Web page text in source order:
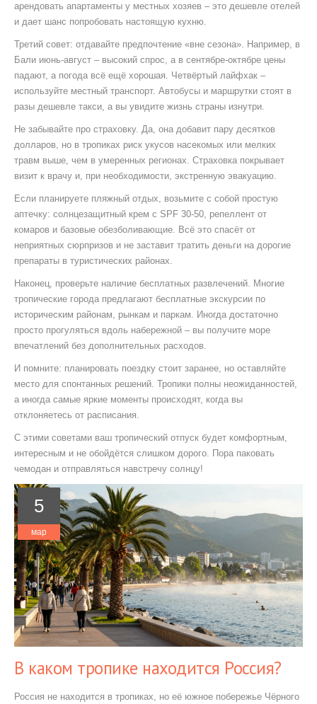
арендовать апартаменты у местных хозяев – это дешевле отелей
и дает шанс попробовать настоящую кухню.
Третий совет: отдавайте предпочтение «вне сезона». Например, в
Бали июнь‑август – высокий спрос, а в сентябре‑октябре цены
падают, а погода всё ещё хорошая. Четвёртый лайфхак –
используйте местный транспорт. Автобусы и маршрутки стоят в
разы дешевле такси, а вы увидите жизнь страны изнутри.
Не забывайте про страховку. Да, она добавит пару десятков
долларов, но в тропиках риск укусов насекомых или мелких
травм выше, чем в умеренных регионах. Страховка покрывает
визит к врачу и, при необходимости, экстренную эвакуацию.
Если планируете пляжный отдых, возьмите с собой простую
аптечку: солнцезащитный крем с SPF 30‑50, репеллент от
комаров и базовые обезболивающие. Всё это спасёт от
неприятных сюрпризов и не заставит тратить деньги на дорогие
препараты в туристических районах.
Наконец, проверьте наличие бесплатных развлечений. Многие
тропические города предлагают бесплатные экскурсии по
историческим районам, рынкам и паркам. Иногда достаточно
просто прогуляться вдоль набережной – вы получите море
впечатлений без дополнительных расходов.
И помните: планировать поездку стоит заранее, но оставляйте
место для спонтанных решений. Тропики полны неожиданностей,
а иногда самые яркие моменты происходят, когда вы
отклоняетесь от расписания.
С этими советами ваш тропический отпуск будет комфортным,
интересным и не обойдётся слишком дорого. Пора паковать
чемодан и отправляться навстречу солнцу!
5
мар
В каком тропике находится Россия?
Россия не находится в тропиках, но её южное побережье Чёрного